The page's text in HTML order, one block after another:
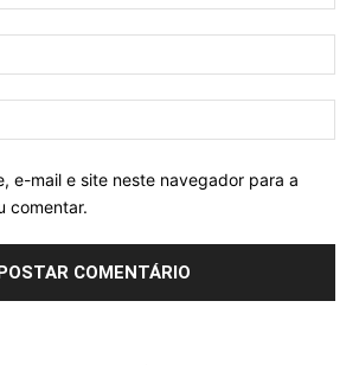
e-mail e site neste navegador para a
comentar.